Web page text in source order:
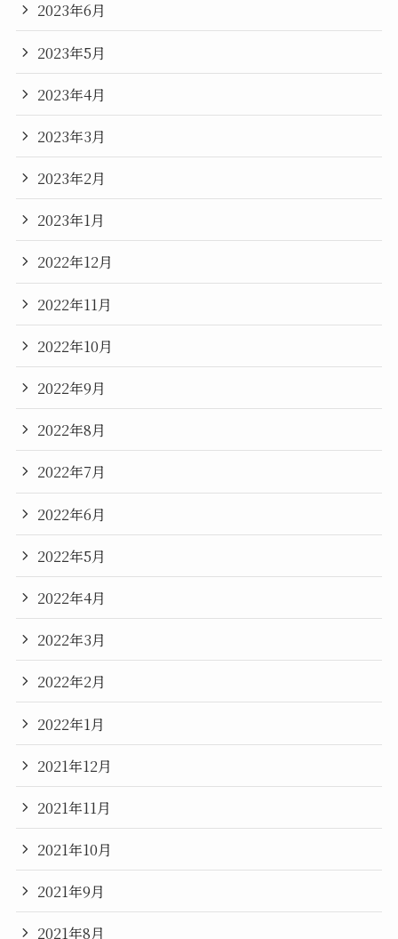
2023年6月
2023年5月
2023年4月
2023年3月
2023年2月
2023年1月
2022年12月
2022年11月
2022年10月
2022年9月
2022年8月
2022年7月
2022年6月
2022年5月
2022年4月
2022年3月
2022年2月
2022年1月
2021年12月
2021年11月
2021年10月
2021年9月
2021年8月